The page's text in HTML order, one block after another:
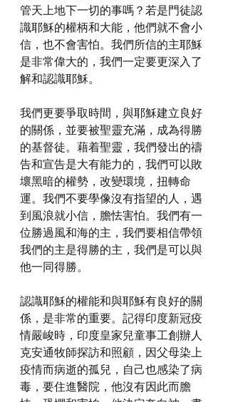
管天上地下一切的事嗎？若是門徒認
識耶穌的權柄和大能，他們就不會小
信，也不會害怕。我們所信的主耶穌
是非常偉大的，我們一定要更深入了
解和認識耶穌。
我們更要爭取時間，與耶穌建立良好
的關係，並要被聖靈充滿，成為得勝
的基督徒。藉着聖靈，我們發出的禱
告和宣告是大有能力的，我們可以敗
壞黑暗的權勢，改變環境，扭轉命
運。我們不要學像沒有指望的人，遇
到風浪就小信，膽怯害怕。我們有一
位勝過風和海的主，我們要相信帶領
我們的主是得勝的主，我們是可以與
他一同得勝。
認識耶穌的權能和與耶穌有良好的關
係，是非常的重要。記得印度新冠疫
情嚴峻時，印度皇家兒童事工創辦人
克安通牧師探訪和照顧，因父母染上
疫情而病逝的孤兒，自己也感染了病
毒，要住進醫院，他沒有因此而膽